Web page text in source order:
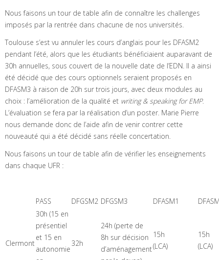
Nous faisons un tour de table afin de connaître les challenges
imposés par la rentrée dans chacune de nos universités.
Toulouse s’est vu annuler les cours d’anglais pour les DFASM2
pendant l’été, alors que les étudiants bénéficiaient auparavant de
30h annuelles, sous couvert de la nouvelle date de l’EDN. Il a ainsi
été décidé que des cours optionnels seraient proposés en
DFASM3 à raison de 20h sur trois jours, avec deux modules au
choix : l’amélioration de la qualité et writing & speaking for EMP.
L’évaluation se fera par la réalisation d’un poster. Marie Pierre
nous demande donc de l’aide afin de venir contrer cette
nouveauté qui a été décidé sans réelle concertation.
Nous faisons un tour de table afin de vérifier les enseignements
dans chaque UFR :
PASS DFGSM2 DFGSM3 DFASM1
Clermont
30h (15 en
présentiel
et 15 en
autonomie
32h
24h (perte de
8h sur décision
d’aménagement
15h
(LCA)
15h
(LCA)